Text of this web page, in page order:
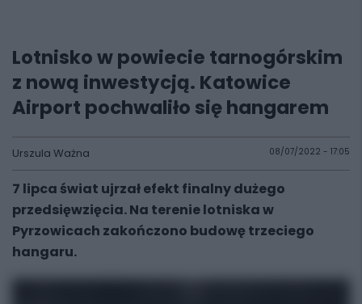
Lotnisko w powiecie tarnogórskim
z nową inwestycją. Katowice
Airport pochwaliło się hangarem
Urszula Ważna 08/07/2022 - 17:05
7 lipca świat ujrzał efekt finalny dużego
przedsięwzięcia. Na terenie lotniska w
Pyrzowicach zakończono budowę trzeciego
hangaru.